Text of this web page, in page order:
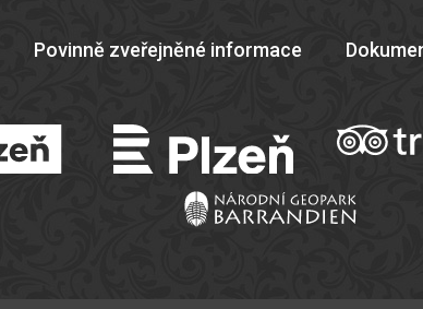
Povinně zveřejněné informace